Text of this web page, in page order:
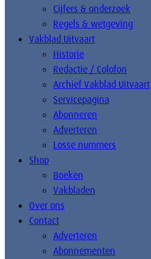
Cijfers & onderzoek
Regels & wetgeving
Vakblad Uitvaart
Historie
Redactie / Colofon
Archief Vakblad Uitvaart
Servicepagina
Abonneren
Adverteren
Losse nummers
Shop
Boeken
Vakbladen
Over ons
Contact
Adverteren
Abonnementen